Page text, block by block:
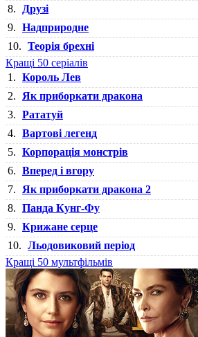
8.
Друзі
9. Надприродне
10. Теорія брехні
Кращі 50 серіалів
1. Король Лев
2.
Як приборкати дракона
3. Рататуй
4. Вартові легенд
5. Корпорація монстрів
6. Вперед і вгору
7.
Як приборкати дракона 2
8. Панда Кунг-Фу
9. Крижане серце
10. Льодовиковий період
Кращі 50 мультфільмів